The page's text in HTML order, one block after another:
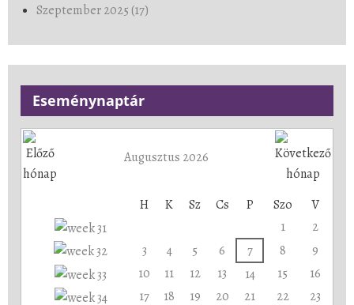
Szeptember 2025 (17)
Eseménynaptár
Augusztus 2026
H K Sz Cs P Szo
V
1
2
3
4 5 6 7 8
9
10
11 12 13 14 15
16
17
18 19 20 21 22
23